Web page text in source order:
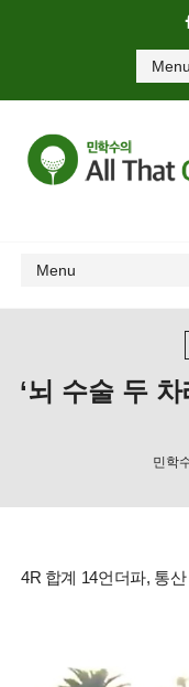
‘뇌 수술 두
민학
4R 합계 14언더파, 통